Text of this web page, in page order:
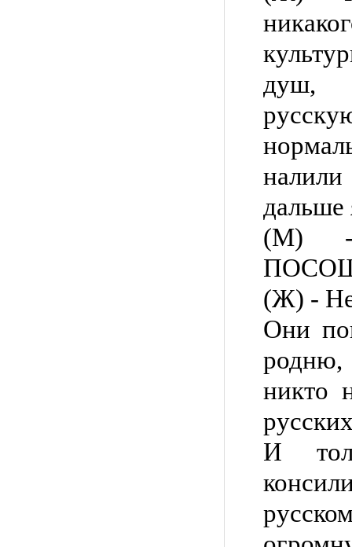
душ,
(М) -
(Ж) -
Они
никто
И